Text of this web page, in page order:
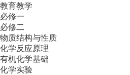
教育教学
必修一
必修二
物质结构与性质
化学反应原理
有机化学基础
化学实验